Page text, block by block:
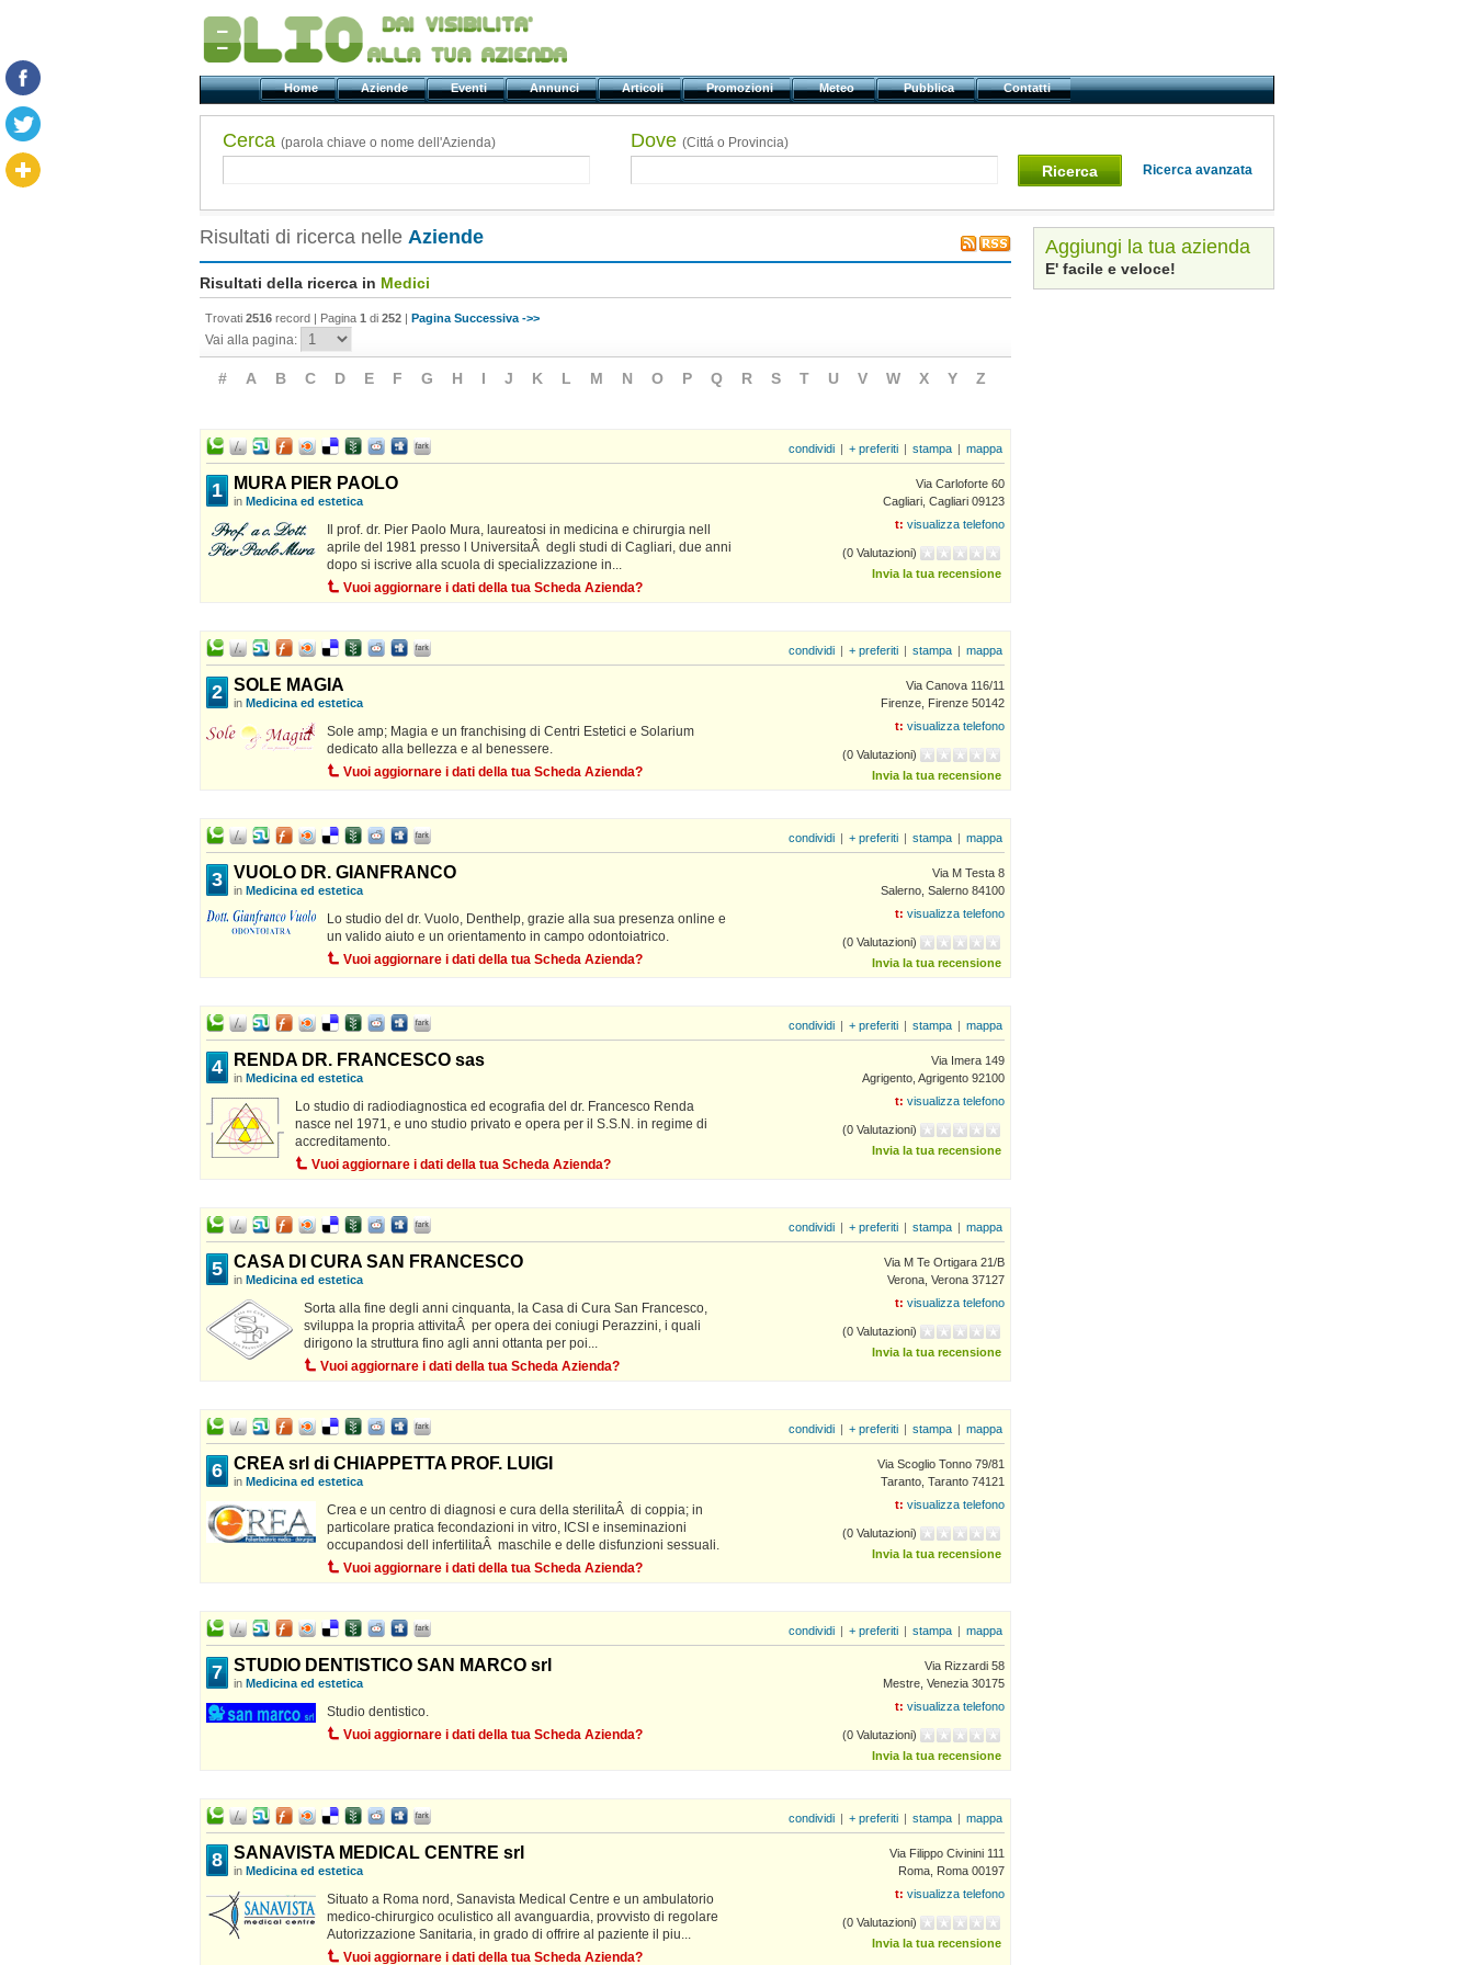
Home Aziende Eventi Annunci Articoli Promozioni Meteo Pubblica Contatti
Cerca (parola chiave o nome dell'Azienda) Dove(Cittá o Provincia)
Ricerca Ricerca avanzata
Risultati di ricerca nelle Aziende
Risultati della ricerca in Medici
Trovati 2516 record | Pagina 1 di 252 Pagina Successiva ->>
Vai alla pagina:
# A B C D E F G H I J K L M N O P Q R S T U V W X Y Z
condividi + preferiti stampa mappa
1 MURA PIER PAOLO
in Medicina ed estetica
Il prof. dr. Pier Paolo Mura, laureatosi in medicina e chirurgia nell
aprile del 1981 presso l UniversitaÂ degli studi di Cagliari, due anni
dopo si iscrive alla scuola di specializzazione in...
Vuoi aggiornare i dati della tua Scheda Azienda?
Via Carloforte 60
Cagliari, Cagliari 09123
t: visualizza telefono
(0 Valutazioni)
Invia la tua recensione
condividi + preferiti stampa mappa
2 SOLE MAGIA
in Medicina ed estetica
Sole amp; Magia e un franchising di Centri Estetici e Solarium
dedicato alla bellezza e al benessere.
Vuoi aggiornare i dati della tua Scheda Azienda?
Via Canova 116/11
Firenze, Firenze 50142
t: visualizza telefono
(0 Valutazioni)
Invia la tua recensione
condividi + preferiti stampa mappa
3 VUOLO DR. GIANFRANCO
in Medicina ed estetica
Lo studio del dr. Vuolo, Denthelp, grazie alla sua presenza online e
un valido aiuto e un orientamento in campo odontoiatrico.
Vuoi aggiornare i dati della tua Scheda Azienda?
Via M Testa 8
Salerno, Salerno 84100
t: visualizza telefono
(0 Valutazioni)
Invia la tua recensione
condividi + preferiti stampa mappa
4 RENDA DR. FRANCESCO sas
in Medicina ed estetica
Lo studio di radiodiagnostica ed ecografia del dr. Francesco Renda
nasce nel 1971, e uno studio privato e opera per il S.S.N. in regime di
accreditamento.
Vuoi aggiornare i dati della tua Scheda Azienda?
Via Imera 149
Agrigento, Agrigento 92100
t: visualizza telefono
(0 Valutazioni)
Invia la tua recensione
condividi + preferiti stampa mappa
5 CASA DI CURA SAN FRANCESCO
in Medicina ed estetica
Sorta alla fine degli anni cinquanta, la Casa di Cura San Francesco,
sviluppa la propria attivitaÂ per opera dei coniugi Perazzini, i quali
dirigono la struttura fino agli anni ottanta per poi...
Vuoi aggiornare i dati della tua Scheda Azienda?
Via M Te Ortigara 21/B
Verona, Verona 37127
t: visualizza telefono
(0 Valutazioni)
Invia la tua recensione
condividi + preferiti stampa mappa
6 CREA srl di CHIAPPETTA PROF. LUIGI
in Medicina ed estetica
Crea e un centro di diagnosi e cura della sterilitaÂ di coppia; in
particolare pratica fecondazioni in vitro, ICSI e inseminazioni
occupandosi dell infertilitaÂ maschile e delle disfunzioni sessuali.
Vuoi aggiornare i dati della tua Scheda Azienda?
Via Scoglio Tonno 79/81
Taranto, Taranto 74121
t: visualizza telefono
(0 Valutazioni)
Invia la tua recensione
condividi + preferiti stampa mappa
7 STUDIO DENTISTICO SAN MARCO srl
in Medicina ed estetica
Studio dentistico.
Vuoi aggiornare i dati della tua Scheda Azienda?
Via Rizzardi 58
Mestre, Venezia 30175
t: visualizza telefono
(0 Valutazioni)
Invia la tua recensione
condividi + preferiti stampa mappa
8 SANAVISTA MEDICAL CENTRE srl
in Medicina ed estetica
Situato a Roma nord, Sanavista Medical Centre e un ambulatorio
medico-chirurgico oculistico all avanguardia, provvisto di regolare
Autorizzazione Sanitaria, in grado di offrire al paziente il piu...
Vuoi aggiornare i dati della tua Scheda Azienda?
Via Filippo Civinini 111
Roma, Roma 00197
t: visualizza telefono
(0 Valutazioni)
Invia la tua recensione
Aggiungi la tua azienda
E' facile e veloce!